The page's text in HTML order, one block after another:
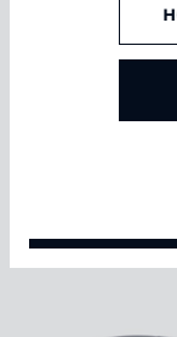
Покупайте